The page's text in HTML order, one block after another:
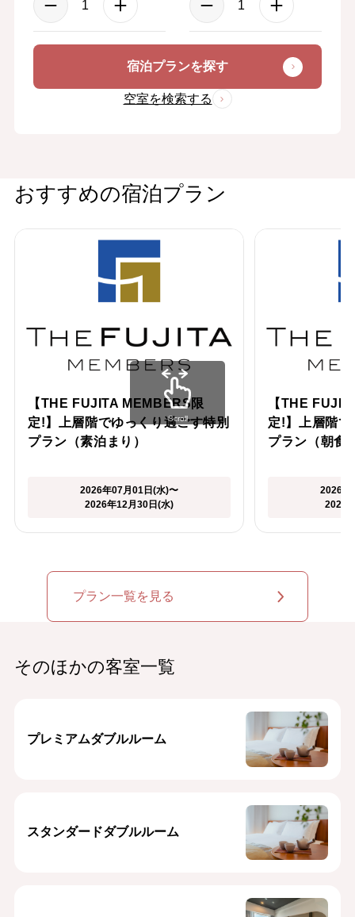
宿泊プランを探す
空室を検索する
おすすめの宿泊プラン
【THE FUJITA MEMBERS限
定!】上層階でゆっくり過ごす特別
プラン（素泊まり）
2026年07月01日(水)〜
2026年12月30日(水)
【THE
定!】上層階
プラン（朝食
2026年
2026
Scroll
プラン一覧を見る
そのほかの客室一覧
プレミアムダブルルーム
スタンダードダブルルーム